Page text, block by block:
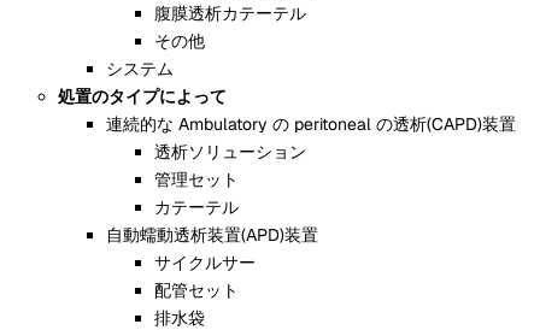
腹膜透析カテーテル
その他
システム
処置のタイプによって
連続的な Ambulatory の peritoneal の透析(CAPD)装置
透析ソリューション
管理セット
カテーテル
自動蠕動透析装置(APD)装置
サイクルサー
配管セット
排水袋